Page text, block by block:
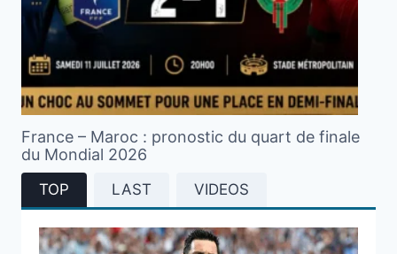
France – Maroc : pronostic du quart de finale
du Mondial 2026
TOP LAST VIDEOS